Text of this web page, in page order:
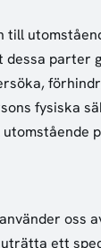
parter
fysiska
oss
ett